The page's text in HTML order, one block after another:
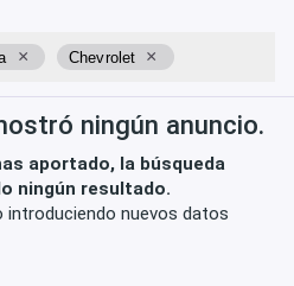
× Chevrolet ×
ningún anuncio.
aportado, la búsqueda
ningún resultado.
introduciendo nuevos datos